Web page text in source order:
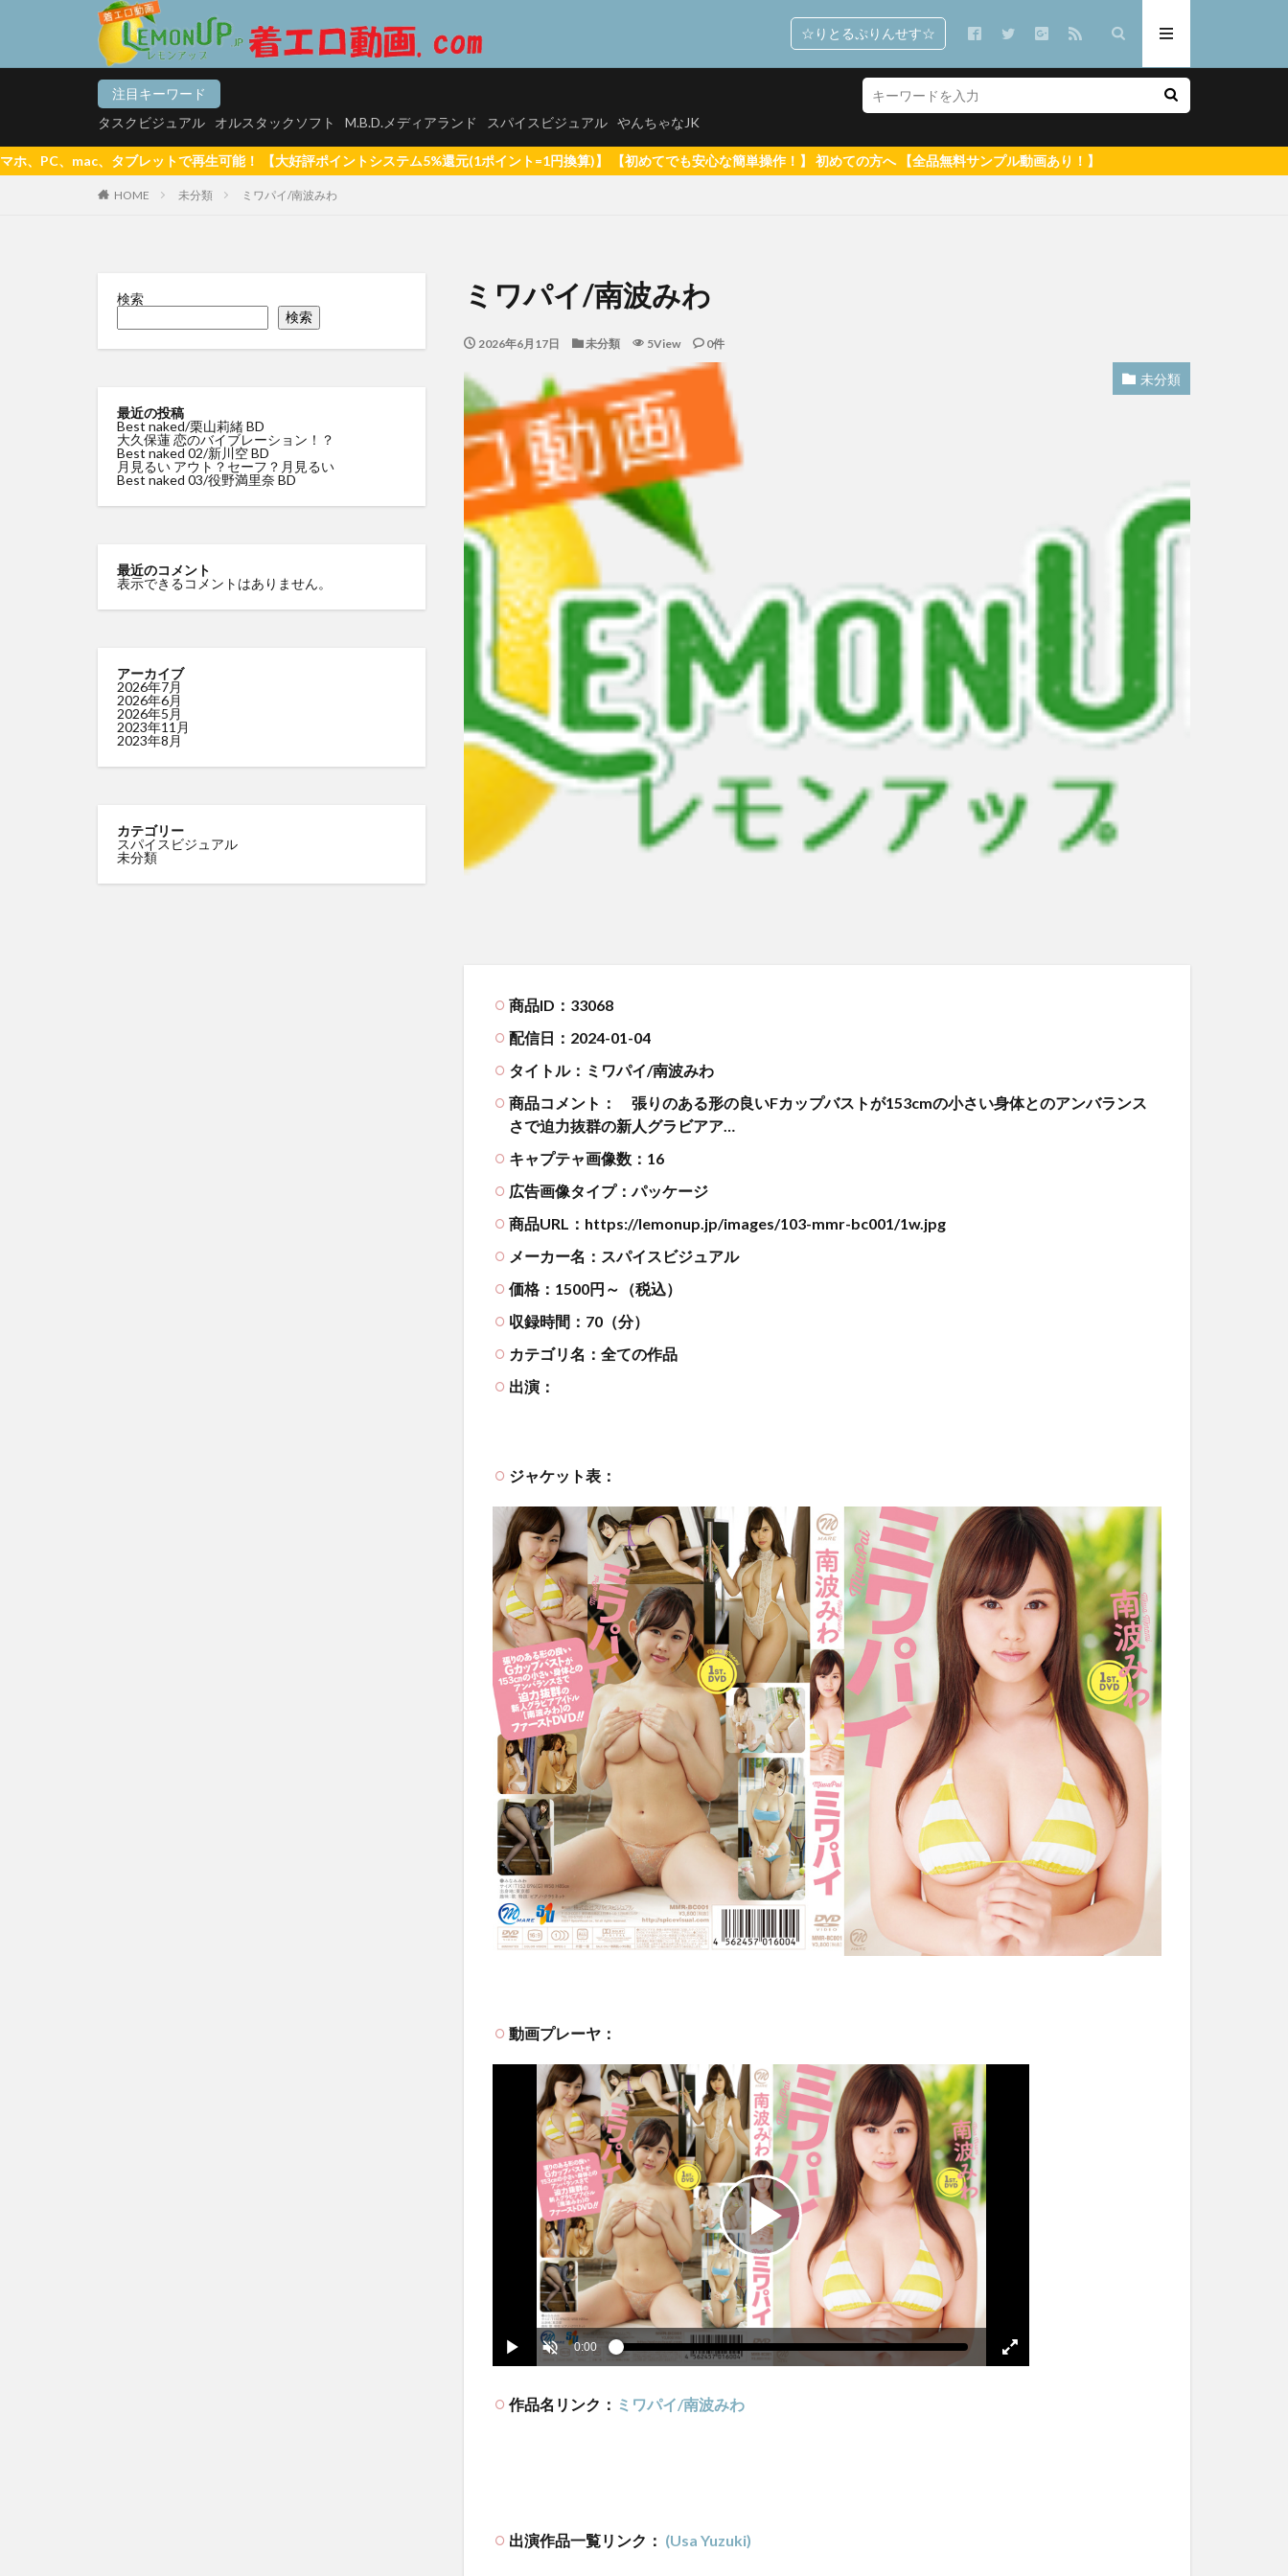
☆りとるぷりんせす☆
注目キーワード
タスクビジュアル
オルスタックソフト M.B.D.メディアランド スパイスビジュアル やんちゃなJK
生可能！ 【大好評ポイントシステム5%還元(1ポイント=1円換算)】 【初めてでも安心な簡単操作！】 初めての方へ 【全品無料サンプル動画あり！】
HOME 未分類 ミワパイ/南波みわ
ミワパイ/南波みわ
2026年6月17日 未分類 5View 0件
未分類
商品ID：33068
配信日：2024-01-04
タイトル：ミワパイ/南波みわ
商品コメント：
張りのある形の良いFカップバストが153cmの小さい身体とのアンバランス
さで迫力抜群の新人グラビアア…
キャプテャ画像数：16
広告画像タイプ：パッケージ
商品URL：https://lemonup.jp/images/103-mmr-bc001/1w.jpg
メーカー名：スパイスビジュアル
価格：1500円～（税込）
収録時間：70（分）
カテゴリ名：全ての作品
出演：
ジャケット表：
動画プレーヤ：
作品名リンク： ミワパイ/南波みわ
出演作品一覧リンク： (Usa Yuzuki)
検索
検索
最近の投稿
Best naked/栗山莉緒 BD
大久保蓮 恋のバイブレーション！？
Best naked 02/新川空 BD
月見るい アウト？セーフ？月見るい
Best naked 03/役野満里奈 BD
最近のコメント
表示できるコメントはありません。
アーカイブ
2026年7月
2026年6月
2026年5月
2023年11月
2023年8月
カテゴリー
スパイスビジュアル
未分類
タスクビジュアル オルスタックソフト M.B.D.メディアランド スパイスビジュアル やんちゃなJK
カテゴリー
里山さえこ 羽稲澪 シースルーラブ
玉置梓 清純クロニクル 玉置梓 潮見晴香 清楚なくせに生イキだ
河内菜々星 やっぱり10代（TEEN）が好き
河内菜々星 桑田彩 異彩
来生かほ じゅーしぃアイドルはＨに発育中！〜来生かほ６年ぶりに再デビュー〜
星乃もこ グラドルでは ダメ ですか？ 星乃もこ 峰りなこ ふわむち
小林せつな 岡山弁に恋して！ 小林せつな
メイリ 貴方のものにして
検索